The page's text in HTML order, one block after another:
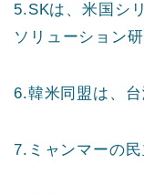
5.SKは、米国シ
ソリューション
6.韓米同盟は、
7.ミャンマーの